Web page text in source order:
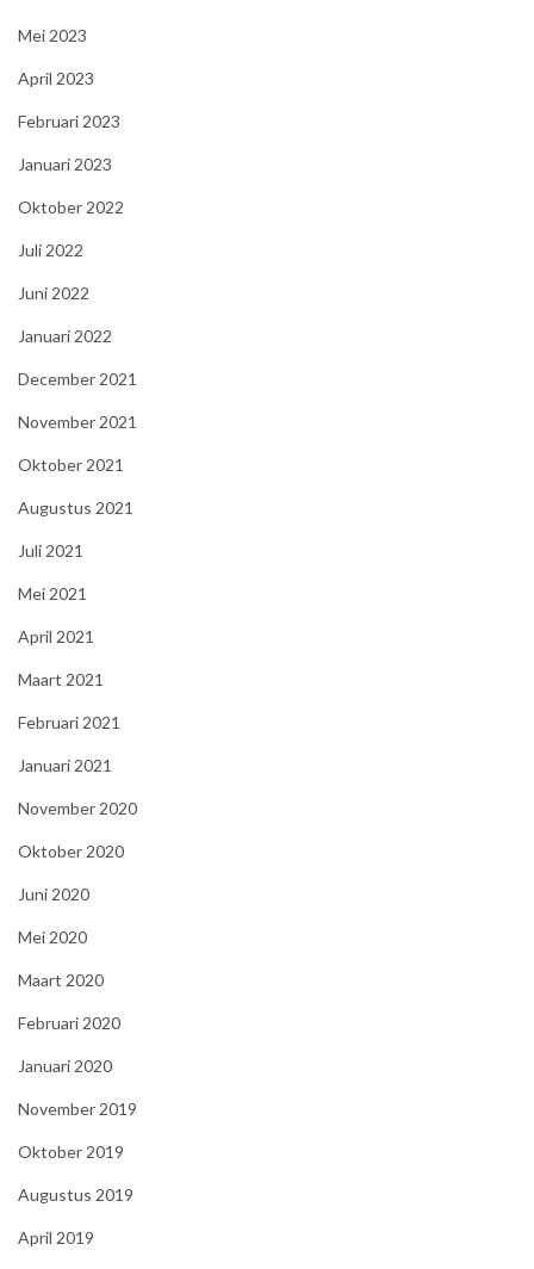
Mei 2023
April 2023
Februari 2023
Januari 2023
Oktober 2022
Juli 2022
Juni 2022
Januari 2022
December 2021
November 2021
Oktober 2021
Augustus 2021
Juli 2021
Mei 2021
April 2021
Maart 2021
Februari 2021
Januari 2021
November 2020
Oktober 2020
Juni 2020
Mei 2020
Maart 2020
Februari 2020
Januari 2020
November 2019
Oktober 2019
Augustus 2019
April 2019